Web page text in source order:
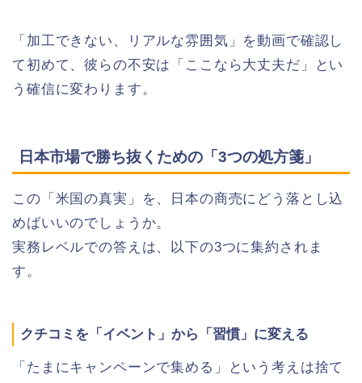
「加工できない、リアルな雰囲気」を動画で確認し
て初めて、彼らの不安は「ここなら大丈夫だ」とい
う確信に変わります。
日本市場で勝ち抜くための「3つの処方箋」
この「米国の真実」を、日本の商売にどう落とし込
めばいいのでしょうか。
実務レベルでの答えは、以下の3つに集約されま
す。
クチコミを「イベント」から「習慣」に変える
「たまにキャンペーンで集める」という考えは捨て